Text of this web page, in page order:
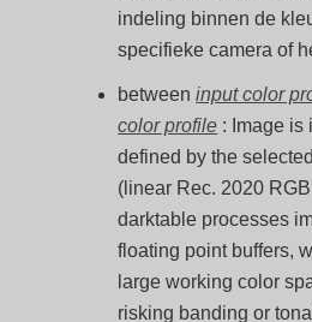
indeling binnen de
specifieke camera of
betweeninput color
color profile : Image is
defined by the
(linear Rec. 2020
darktable processes
floating point buffers,
large working color
risking banding or